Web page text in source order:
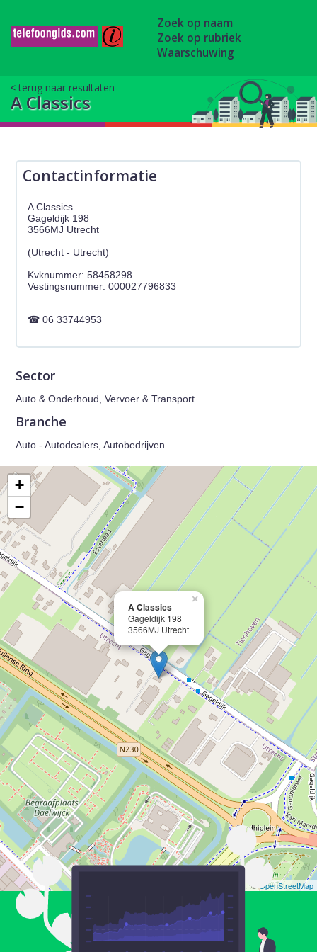
Zoek op naam
Zoek op rubriek
Waarschuwing
terug naar resultaten
A Classics
Contactinformatie
A Classics
Gageldijk 198
3566MJ Utrecht
(Utrecht - Utrecht)
Kvknummer: 58458298
06 33744953
Sector
Auto & Onderhoud, Vervoer & Transport
Branche
Auto - Autodealers, Autobedrijven
A Classics
Gageldijk 198
3566MJ Utrecht
×
+
−
| © OpenStreetMap